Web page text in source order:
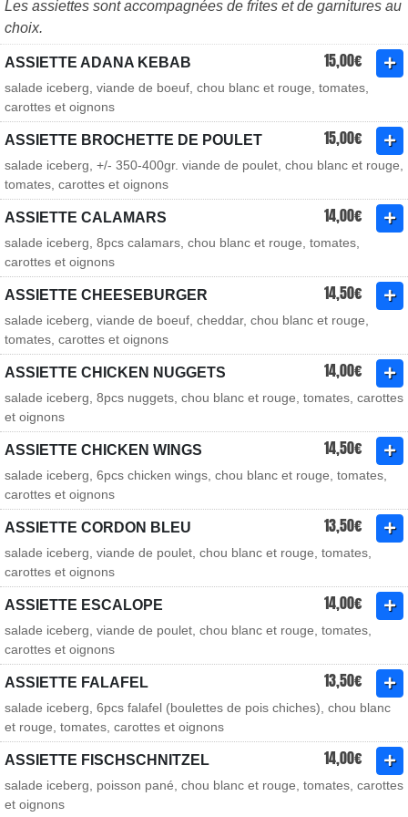
Les assiettes sont accompagnées de frites et de garnitures au
choix.
ASSIETTE ADANA KEBAB 15,00€
salade iceberg, viande de boeuf, chou blanc et rouge, tomates,
carottes et oignons
ASSIETTE BROCHETTE DE POULET 15,00€
salade iceberg, +/- 350-400gr. viande de poulet, chou blanc et rouge,
tomates, carottes et oignons
ASSIETTE CALAMARS 14,00€
salade iceberg, 8pcs calamars, chou blanc et rouge, tomates,
carottes et oignons
ASSIETTE CHEESEBURGER 14,50€
salade iceberg, viande de boeuf, cheddar, chou blanc et rouge,
tomates, carottes et oignons
ASSIETTE CHICKEN NUGGETS 14,00€
salade iceberg, 8pcs nuggets, chou blanc et rouge, tomates, carottes
et oignons
ASSIETTE CHICKEN WINGS 14,50€
salade iceberg, 6pcs chicken wings, chou blanc et rouge, tomates,
carottes et oignons
ASSIETTE CORDON BLEU 13,50€
salade iceberg, viande de poulet, chou blanc et rouge, tomates,
carottes et oignons
ASSIETTE ESCALOPE 14,00€
salade iceberg, viande de poulet, chou blanc et rouge, tomates,
carottes et oignons
ASSIETTE FALAFEL 13,50€
salade iceberg, 6pcs falafel (boulettes de pois chiches), chou blanc
et rouge, tomates, carottes et oignons
ASSIETTE FISCHSCHNITZEL 14,00€
salade iceberg, poisson pané, chou blanc et rouge, tomates, carottes
et oignons